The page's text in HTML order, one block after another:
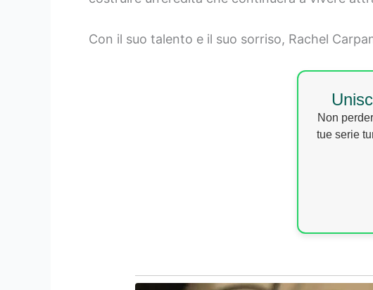
Con il suo talento e il suo sorriso, Rachel
Non
tue serie